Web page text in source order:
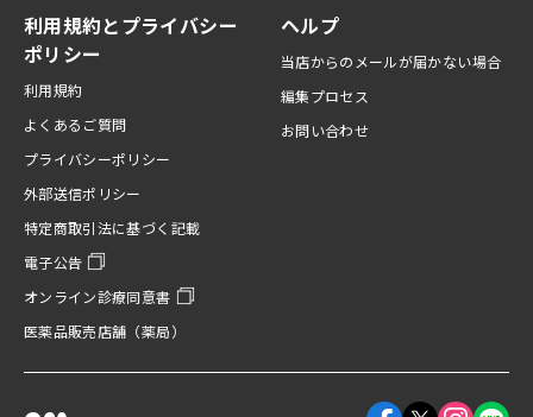
利用規約とプライバシー
ポリシー
利用規約
よくあるご質問
プライバシーポリシー
外部送信ポリシー
特定商取引法に基づく記載
電子公告
オンライン診療同意書
医薬品販売店舗（薬局）
ヘルプ
当店からのメールが届かない場合
編集プロセス
お問い合わせ